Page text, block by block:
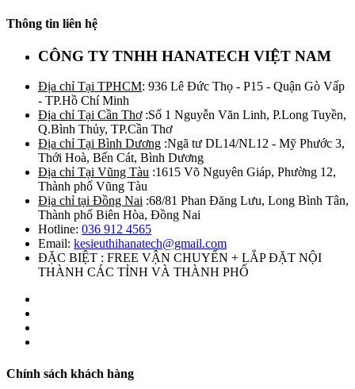
Thông tin liên hệ
CÔNG TY TNHH HANATECH VIỆT NAM
Địa chỉ Tại TPHCM: 936 Lê Đức Thọ - P15 - Quận Gò Vấp
- TP.Hồ Chí Minh
Địa chỉ Tại Cần Thơ:Số 1 Nguyễn Văn Linh, P.Long Tuyền,
Q.Bình Thủy, TP.Cần Thơ
Địa chỉ Tại Bình Dương :Ngã tư DL14/NL12 - Mỹ Phước 3,
Thới Hoà, Bến Cát, Bình Dương
Địa chỉ Tại Vũng Tàu :1615 Võ Nguyên Giáp, Phường 12,
Thành phố Vũng Tàu
Địa chỉ tại Đồng Nai :68/81 Phan Đăng Lưu, Long Bình Tân,
Thành phố Biên Hòa, Đồng Nai
Hotline: 036 912 4565
Email: kesieuthihanatech@gmail.com
ĐẶC BIỆT : FREE VẬN CHUYỂN + LẮP ĐẶT NỘI
THÀNH CÁC TỈNH VÀ THÀNH PHỐ
Chính sách khách hàng